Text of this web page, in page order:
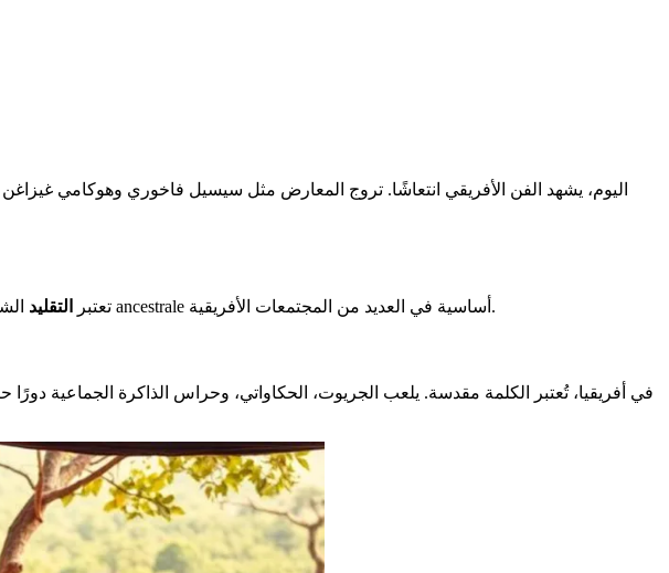
اليوم، يشهد الفن الأفريقي انتعاشًا. تروج المعارض مثل سيسيل فاخوري وهوكامي
تعتبر التقليد الشفوي أساسيًا للحفاظ على الثقافة الأفريقية. يضمن نقل التاريخ والأساطير والمعارف من جيل إلى جيل. هذه الطريقة ancestrale أساسية في العديد من المجتمعات الأفريقية.
في أفريقيا، تُعتبر الكلمة مقدسة. يلعب الجريوت، الحكاواتي، وحراس الذاكرة الجماعية دورًا حاسمًا.